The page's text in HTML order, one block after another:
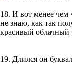
18. И вот менее чем
не знаю, как так
красивый облачный
19. Длился он